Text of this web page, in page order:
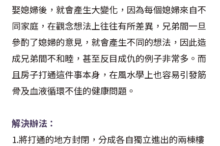
娶媳婦後，就會產生大變化，因為每個媳婦來自不
同家庭，在觀念想法上往往有所差異，兄弟間一旦
參酌了媳婦的意見，就會產生不同的想法，因此造
成兄弟間不和睦，甚至反目成仇的例子非常多。而
且房子打通這件事本身，在風水學上也容易引發筋
骨及血液循環不佳的健康問題。
解決辦法：
1.將打通的地方封閉，分成各自獨立進出的兩棟樓